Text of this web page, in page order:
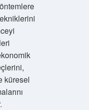
küresel